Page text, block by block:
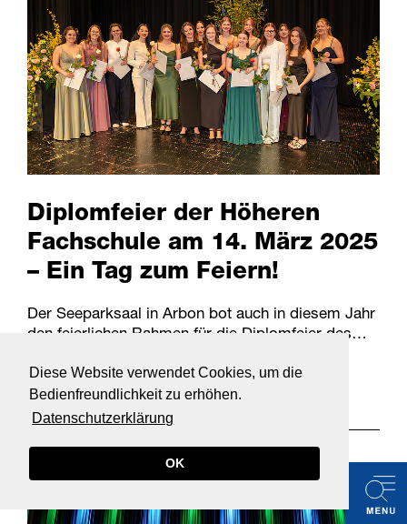
Diese Website verwendet Cookies, um die
Bedienfreundlichkeit zu erhöhen.
Datenschutzerklärung
OK
Diplomfeier der Höheren
Fachschule am 14. März 2025
– Ein Tag zum Feiern!
Der Seeparksaal in Arbon bot auch in diesem Jahr
den feierlichen Rahmen für die Diplomfeier des…
weiterlesen
18.03.2025